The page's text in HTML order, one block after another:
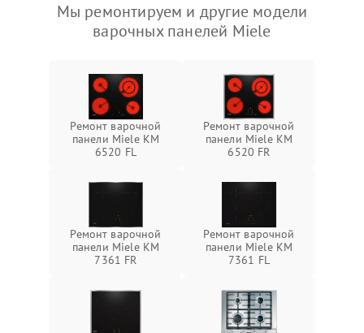
Мы ремонтируем и другие модели
варочных панелей Miele
Ремонт варочной
панели Miele KM
6520 FL
Ремонт варочной
панели Miele KM
6520 FR
Ремонт варочной
панели Miele KM
7361 FR
Ремонт варочной
панели Miele KM
7361 FL